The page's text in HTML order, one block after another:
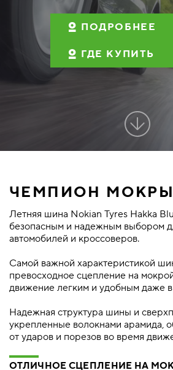
ПОДРОБНЕЕ
ГДЕ КУПИТЬ
ЧЕМПИОН
Летняя шина Nokian Tyres Hakka
безопасным и надежным выбором
автомобилей и кроссоверов.
Самой важной характеристикой
превосходное сцепление на
движение легким и удобным даже
Надежная структура шины и
укрепленные волокнами арамида,
от ударов и порезов во время
ОТЛИЧНОЕ СЦЕПЛЕНИЕ НА